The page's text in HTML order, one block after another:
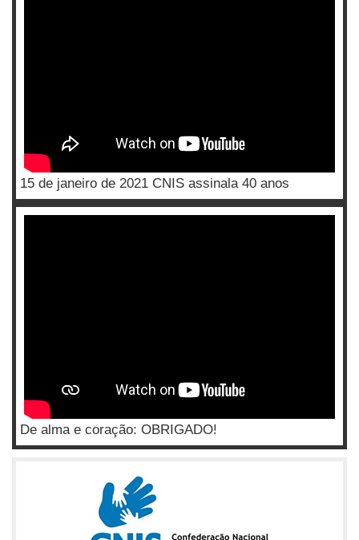
15 de janeiro de 2021 CNIS assinala 40 anos
De alma e coração: OBRIGADO!